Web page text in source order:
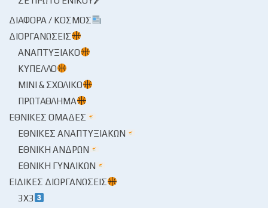
ΔΙΆΦΟΡΑ / ΚΌΣΜΟΣ
ΔΙΟΡΓΑΝΏΣΕΙΣ
ΑΝΑΠΤΥΞΙΑΚΌ
ΚΎΠΕΛΛΟ
ΜΊΝΙ & ΣΧΟΛΙΚΌ
ΠΡΩΤΆΘΛΗΜΑ
ΕΘΝΙΚΈΣ ΟΜΆΔΕΣ
ΕΘΝΙΚΈΣ ΑΝΑΠΤΥΞΙΑΚΏΝ
ΕΘΝΙΚΉ ΑΝΔΡΏΝ
ΕΘΝΙΚΉ ΓΥΝΑΙΚΏΝ
ΕΙΔΙΚΈΣ ΔΙΟΡΓΑΝΏΣΕΙΣ
3X3